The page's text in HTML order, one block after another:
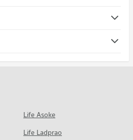
งคลสุวรรณภูมิ
คลสุวรรณภูมิ
ด่นหล้า
ธิเบศร์
นาธิเบศร์
บุรี
Life Asoke
Life Ladprao